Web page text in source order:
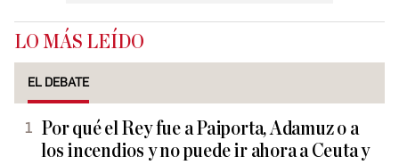
LO MÁS LEÍDO
EL DEBATE
Por qué el Rey fue a Paiporta, Adamuz o a
los incendios y no puede ir ahora a Ceuta y